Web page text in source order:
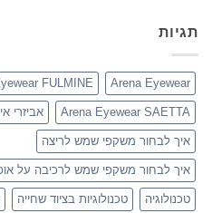
תגיות
Arena Eyewear
FULMINE
Arena Eyewear SAETTA אביזרי
איך לבחור משקפי שמש לריצה
איך לבחור משקפי שמש לרכיבה על
טכנולוגיה טכנולוגיות בציוד שחייה